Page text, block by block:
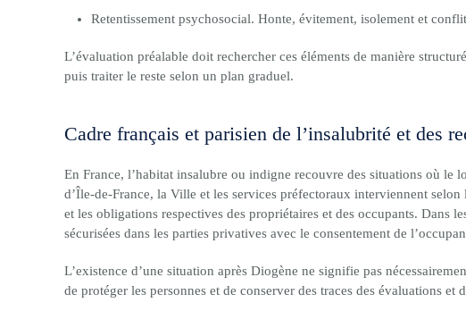
Retentissement psychosocial. Honte, évitement, isolement et
L’évaluation préalable doit rechercher ces éléments de manière
puis traiter le reste selon un plan graduel.
Cadre français et parisien de l’insalubrité et des
En France, l’habitat insalubre ou indigne recouvre des situations où le
d’Île-de-France, la Ville et les services préfectoraux interviennent
et les obligations respectives des propriétaires et des occupants. Dans
sécurisées dans les parties privatives avec le consentement de
L’existence d’une situation après Diogène ne signifie pas
de protéger les personnes et de conserver des traces des évaluations et